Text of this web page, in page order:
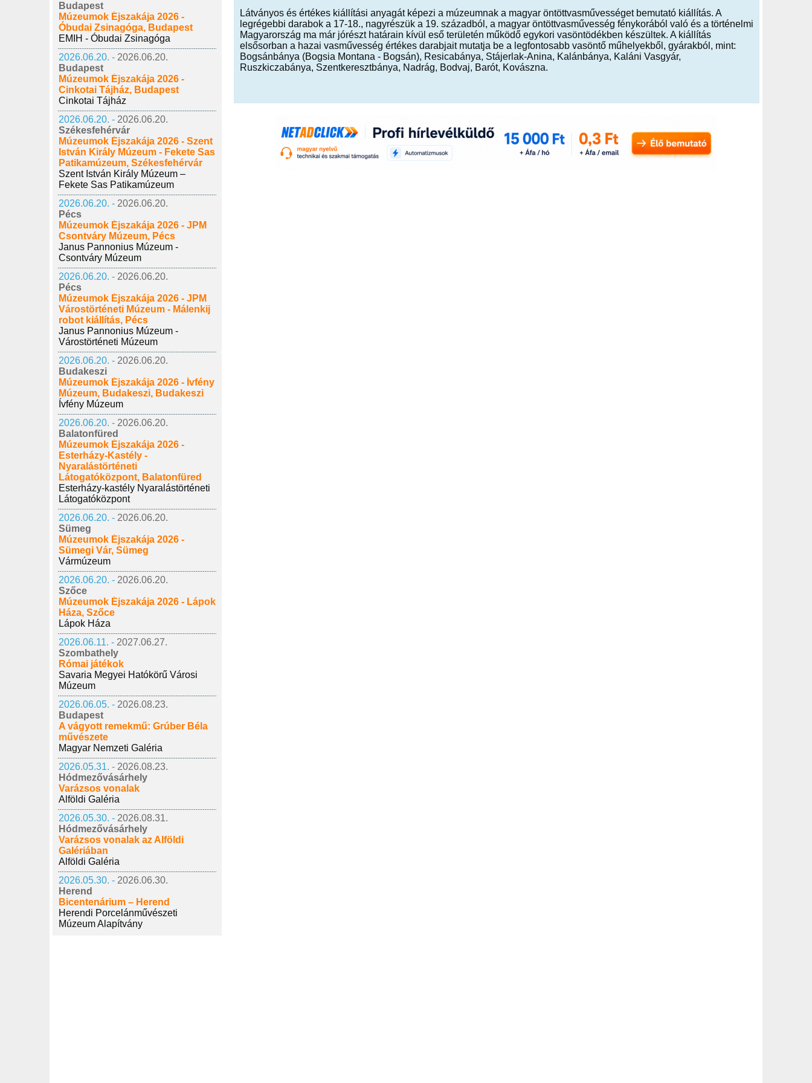
Budapest
Múzeumok Éjszakája 2026 -
Óbudai Zsinagóga, Budapest
EMIH - Óbudai Zsinagóga
2026.06.20. - 2026.06.20.
Budapest
Múzeumok Éjszakája 2026 -
Cinkotai Tájház, Budapest
Cinkotai Tájház
2026.06.20. - 2026.06.20.
Székesfehérvár
Múzeumok Éjszakája 2026 - Szent
István Király Múzeum - Fekete Sas
Patikamúzeum, Székesfehérvár
Szent István Király Múzeum –
Fekete Sas Patikamúzeum
2026.06.20. - 2026.06.20.
Pécs
Múzeumok Éjszakája 2026 - JPM
Csontváry Múzeum, Pécs
Janus Pannonius Múzeum -
Csontváry Múzeum
2026.06.20. - 2026.06.20.
Pécs
Múzeumok Éjszakája 2026 - JPM
Várostörténeti Múzeum - Málenkij
robot kiállítás, Pécs
Janus Pannonius Múzeum -
Várostörténeti Múzeum
2026.06.20. - 2026.06.20.
Budakeszi
Múzeumok Éjszakája 2026 - Ívfény
Múzeum, Budakeszi, Budakeszi
Ívfény Múzeum
2026.06.20. - 2026.06.20.
Balatonfüred
Múzeumok Éjszakája 2026 -
Esterházy-Kastély -
Nyaralástörténeti
Látogatóközpont, Balatonfüred
Esterházy-kastély Nyaralástörténeti
Látogatóközpont
2026.06.20. - 2026.06.20.
Sümeg
Múzeumok Éjszakája 2026 -
Sümegi Vár, Sümeg
Vármúzeum
2026.06.20. - 2026.06.20.
Szőce
Múzeumok Éjszakája 2026 - Lápok
Háza, Szőce
Lápok Háza
2026.06.11. - 2027.06.27.
Szombathely
Római játékok
Savaria Megyei Hatókörű Városi
Múzeum
2026.06.05. - 2026.08.23.
Budapest
A vágyott remekmű: Grúber Béla
művészete
Magyar Nemzeti Galéria
2026.05.31. - 2026.08.23.
Hódmezővásárhely
Varázsos vonalak
Alföldi Galéria
2026.05.30. - 2026.08.31.
Hódmezővásárhely
Varázsos vonalak az Alföldi
Galériában
Alföldi Galéria
2026.05.30. - 2026.06.30.
Herend
Bicentenárium – Herend
Herendi Porcelánművészeti
Múzeum Alapítvány
Látványos és értékes kiállítási anyagát képezi a múzeumnak a magyar öntöttvasművességet bemutató kiállítás. A
legrégebbi darabok a 17-18., nagyrészük a 19. századból, a magyar öntöttvasművesség fénykorából való és a történelmi
Magyarország ma már jórészt határain kívül eső területén működő egykori vasöntödékben készültek. A kiállítás
elsősorban a hazai vasművesség értékes darabjait mutatja be a legfontosabb vasöntő műhelyekből, gyárakból, mint:
Bogsánbánya (Bogsia Montana - Bogsán), Resicabánya, Stájerlak-Anina, Kalánbánya, Kaláni Vasgyár,
Ruszkiczabánya, Szentkeresztbánya, Nadrág, Bodvaj, Barót, Kovászna.